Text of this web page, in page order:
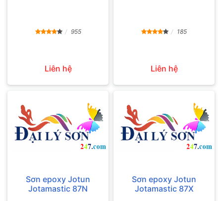
955
Liên hệ
185
Liên hệ
Sơn epoxy Jotun
Jotamastic 87N
Sơn epoxy Jotun
Jotamastic 87X